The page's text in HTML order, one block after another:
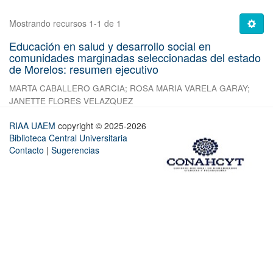
Mostrando recursos 1-1 de 1
Educación en salud y desarrollo social en
comunidades marginadas seleccionadas del estado
de Morelos: resumen ejecutivo
MARTA CABALLERO GARCIA; ROSA MARIA VARELA GARAY;
JANETTE FLORES VELAZQUEZ
RIAA UAEM copyright © 2025-2026
Biblioteca Central Universitaria
Contacto | Sugerencias